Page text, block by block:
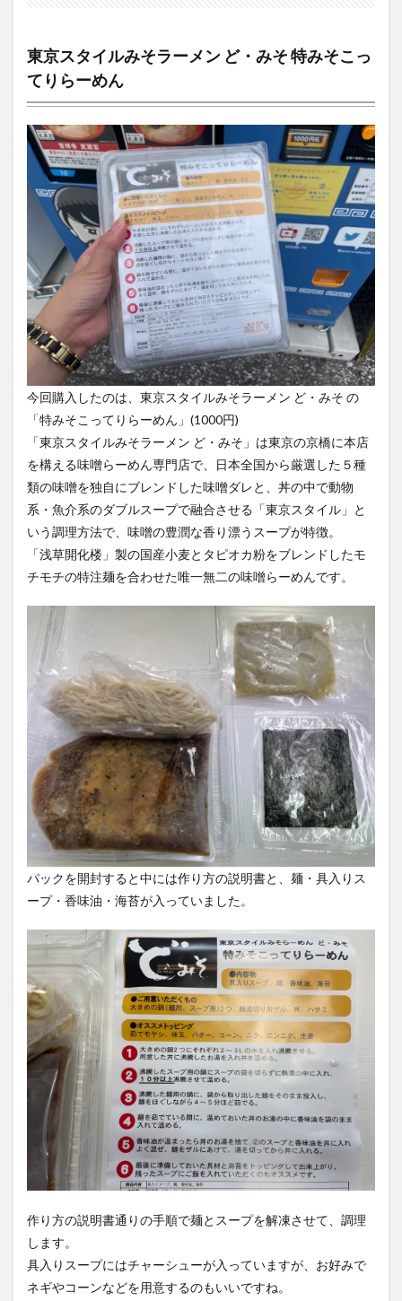
東京スタイルみそラーメン ど・みそ 特みそこっ
てりらーめん
今回購入したのは、東京スタイルみそラーメン ど・みそ の
「特みそこってりらーめん」(1000円)
「東京スタイルみそラーメン ど・みそ」は東京の京橋に本店
を構える味噌らーめん専門店で、日本全国から厳選した５種
類の味噌を独自にブレンドした味噌ダレと、丼の中で動物
系・魚介系のダブルスープで融合させる「東京スタイル」と
いう調理方法で、味噌の豊潤な香り漂うスープが特徴。
「浅草開化楼」製の国産小麦とタピオカ粉をブレンドしたモ
チモチの特注麺を合わせた唯一無二の味噌らーめんです。
パックを開封すると中には作り方の説明書と、麺・具入りス
ープ・香味油・海苔が入っていました。
作り方の説明書通りの手順で麺とスープを解凍させて、調理
します。
具入りスープにはチャーシューが入っていますが、お好みで
ネギやコーンなどを用意するのもいいですね。